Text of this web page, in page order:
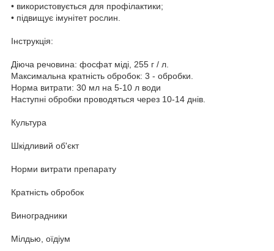
• використовується для профілактики;
• підвищує імунітет рослин.
Інструкція:
Діюча речовина: фосфат міді, 255 г / л.
Максимальна кратність обробок: 3 - обробки.
Норма витрати: 30 мл на 5-10 л води
Наступні обробки проводяться через 10-14 днів.
Культура
Шкідливий об'єкт
Норми витрати препарату
Кратність обробок
Виноградники
Мілдью, оїдіум